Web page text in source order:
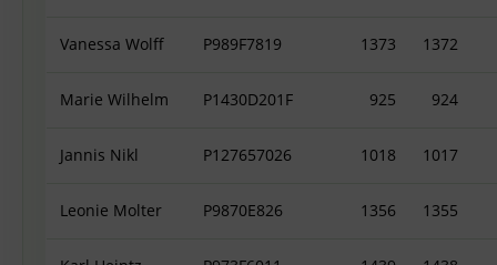
Vanessa Wolff P989F7819 1373 1372
Marie Wilhelm P1430D201F 925 924
Jannis Nikl P127657026 1018 1017
Leonie Molter P9870E826 1356 1355